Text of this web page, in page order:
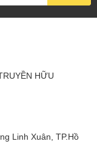
HỮU
Linh Xuân, TP.Hồ